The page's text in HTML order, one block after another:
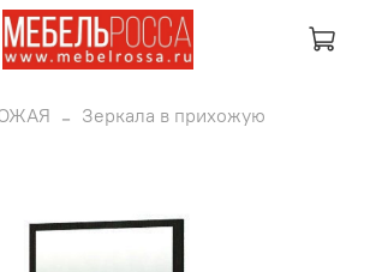
Зеркала в прихожую